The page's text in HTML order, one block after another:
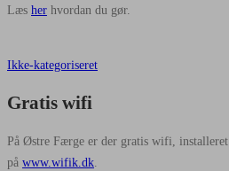
Læs her hvordan du gør.
Ikke-kategoriseret
Gratis wifi
På Østre Færge er der gratis wifi,
på www.wifik.dk